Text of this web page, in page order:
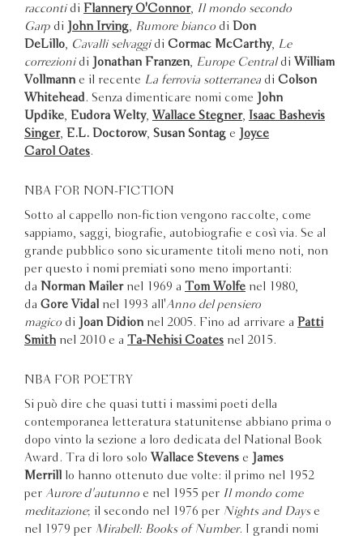
raccontidi Flannery O'Connor,
Il mondo secondo
Garp di John Irving Rumore bianco di
Don
DeLillo
Cavalli selvaggidi Cormac McCarthy,
Le
correzionidi Jonathan Franzen Europe Centraldi William
Vollmann e il recente La ferrovia sotterranea di Colson
Whitehead . Senza dimenticare nomi come
John
Updike
Eudora Welty, Wallace Stegner,
Isaac Bashevis
Singer, E.L. Doctorow, Susan Sontag e
Joyce
Carol Oates.
NBA FOR NON-FICTION
Sotto al cappello non-fiction vengono raccolte, come
sappiamo, saggi, biografie, autobiografie e così via. Se al
grande pubblico sono sicuramente titoli meno noti, non
per questo i nomi premiati sono meno importanti:
da Norman Mailernel 1969 a Tom Wolfe nel 1980,
da Gore Vidal nel 1993 all'Anno del pensiero
magico di Joan Didion nel 2005. Fino ad arrivare a Patti
Smith nel 2010 e a Ta-Nehisi Coates nel 2015.
NBA FOR POETRY
Si può dire che quasi tutti i massimi poeti della
contemporanea letteratura statunitense abbiano prima o
dopo vinto la sezione a loro dedicata del National Book
Award. Tra di loro solo Wallace Stevens e
James
Merrill
lo hanno ottenuto due volte: il primo nel 1952
per Aurore d'autunno e nel 1955 per Il mondo come
meditazione; il secondo nel 1976 per Nights and Dayse
nel 1979 per Mirabell: Books of Number. I grandi nomi